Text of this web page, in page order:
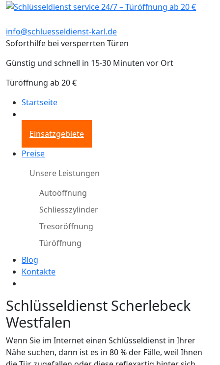
info@schluesseldienst-karl.de
Soforthilfe bei versperrten Türen
Günstig und schnell in 15-30 Minuten vor Ort
Türöffnung ab 20 €
Startseite
Einsatzgebiete
Preise
Unsere Leistungen
Autoöffnung
Schliesszylinder
Tresoröffnung
Türöffnung
Blog
Kontakte
Schlüsseldienst Scherlebeck
Westfalen
Wenn Sie im Internet einen Schlüsseldienst in Ihrer
Nähe suchen, dann ist es in 80 % der Fälle, weil Ihnen